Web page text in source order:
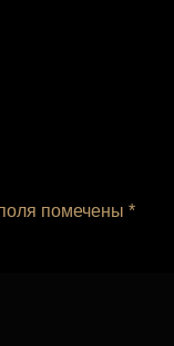
помечены *